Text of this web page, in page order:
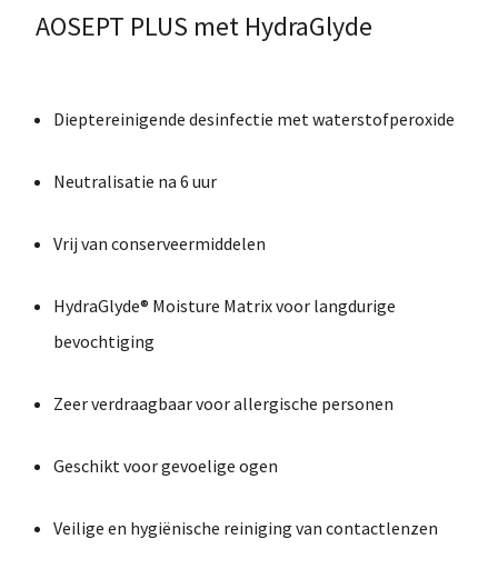
AOSEPT PLUS met HydraGlyde
Dieptereinigende desinfectie met waterstofperoxide
Neutralisatie na 6 uur
Vrij van conserveermiddelen
HydraGlyde® Moisture Matrix voor langdurige
bevochtiging
Zeer verdraagbaar voor allergische personen
Geschikt voor gevoelige ogen
Veilige en hygiënische reiniging van contactlenzen